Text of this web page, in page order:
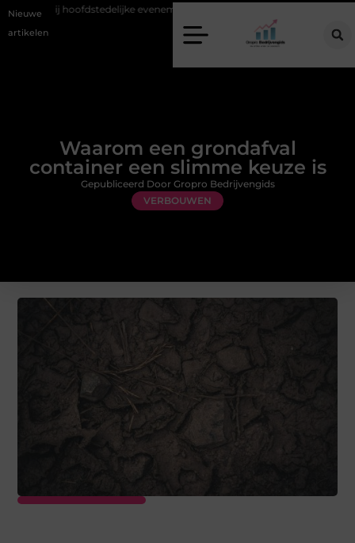
Nieuwe
artikelen
bij hoofdstedelijke evenementen
Waarom een grondafval
container een slimme keuze is
VERBOUWEN
Gepubliceerd Door Gropro Bedrijvengids